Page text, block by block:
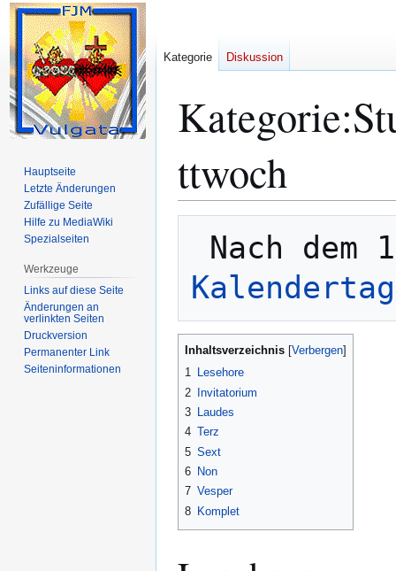
Kategorie:
ttwoch
Navigation
springen
springen
Kalendertag
Inhaltsverzeichnis
1 Lesehore
2
Invitatorium
3 Laudes
4 Terz
5 Sext
6 Non
7 Vesper
8 Komplet
Kategorie Diskussion
Hauptseite
Letzte Änderungen
Zufällige Seite
Hilfe zu MediaWiki
Spezialseiten
Werkzeuge
Links auf diese Seite
Änderungen an
verlinkten Seiten
Druckversion
Permanenter Link
Seiten­­informationen